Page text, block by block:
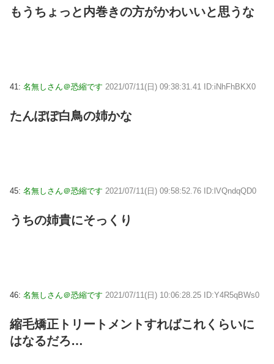
もうちょっと内巻きの方がかわいいと思うな
41: 名無しさん＠恐縮です 2021/07/11(日) 09:38:31.41 ID:iNhFhBKX0
たんぽぽ白鳥の姉かな
45: 名無しさん＠恐縮です 2021/07/11(日) 09:58:52.76 ID:lVQndqQD0
うちの姉貴にそっくり
46: 名無しさん＠恐縮です 2021/07/11(日) 10:06:28.25 ID:Y4R5qBWs0
縮毛矯正トリートメントすればこれくらいに
はなるだろ…